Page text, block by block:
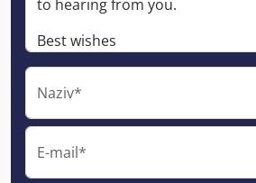
Naziv*
E-mail*